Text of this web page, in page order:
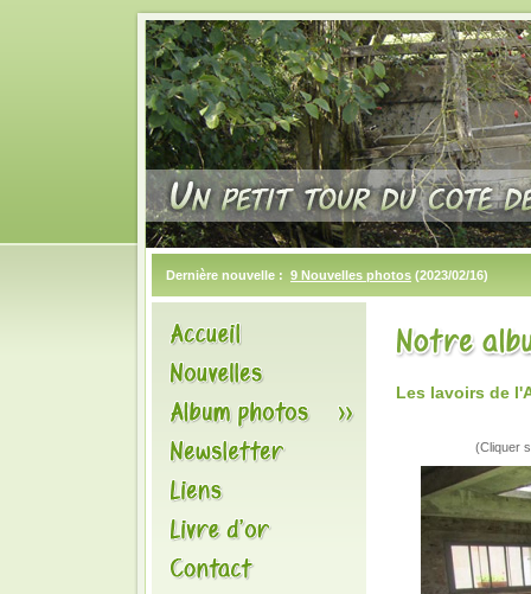
Dernière nouvelle : 9 Nouvelles photos (2023/02/16)
Les lavoirs de
(Cliquer